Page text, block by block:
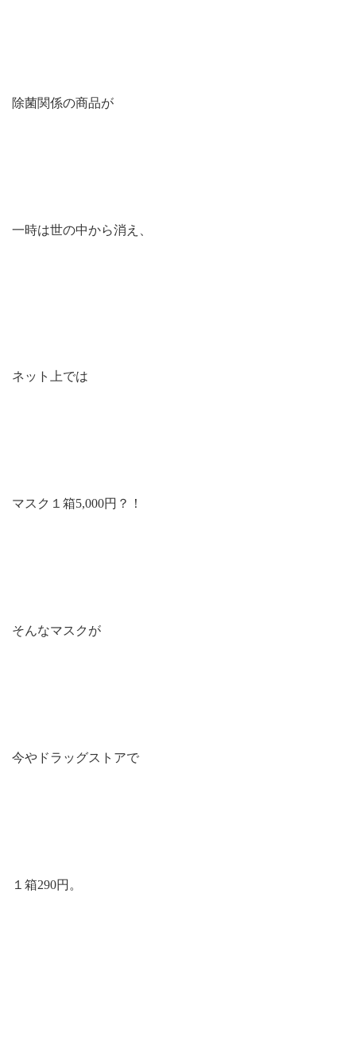
除菌関係の商品が
一時は世の中から消え、
ネット上では
マスク１箱5,000円？！
そんなマスクが
今やドラッグストアで
１箱290円。